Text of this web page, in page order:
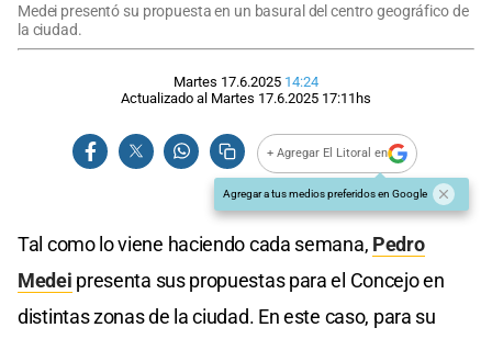
Medei presentó su propuesta en un basural del centro geográfico de
la ciudad.
Martes 17.6.2025 14:24
Actualizado al Martes 17.6.2025 17:11hs
+ Agregar El Litoral en
Agregar a tus medios preferidos en Google
Tal como lo viene haciendo cada semana, Pedro
Medei presenta sus propuestas para el Concejo en
distintas zonas de la ciudad. En este caso, para su